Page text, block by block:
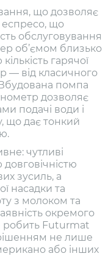
що дозволяє
еспресо, що
обслуговування
об’ємом близько
гарячої
— від класичного
помпа
дозволяє
подачі води і
що дає тонкий
чутливі
зусиль, а
насадки та
з молоком та
окремого
робить Futurmat
не лише
або інших